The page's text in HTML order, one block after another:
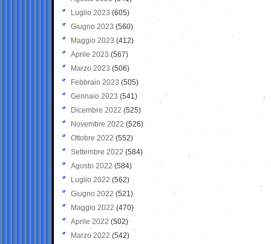
Luglio 2023 (605)
Giugno 2023 (560)
Maggio 2023 (412)
Aprile 2023 (567)
Marzo 2023 (506)
Febbraio 2023 (505)
Gennaio 2023 (541)
Dicembre 2022 (525)
Novembre 2022 (526)
Ottobre 2022 (552)
Settembre 2022 (584)
Agosto 2022 (584)
Luglio 2022 (562)
Giugno 2022 (521)
Maggio 2022 (470)
Aprile 2022 (502)
Marzo 2022 (542)